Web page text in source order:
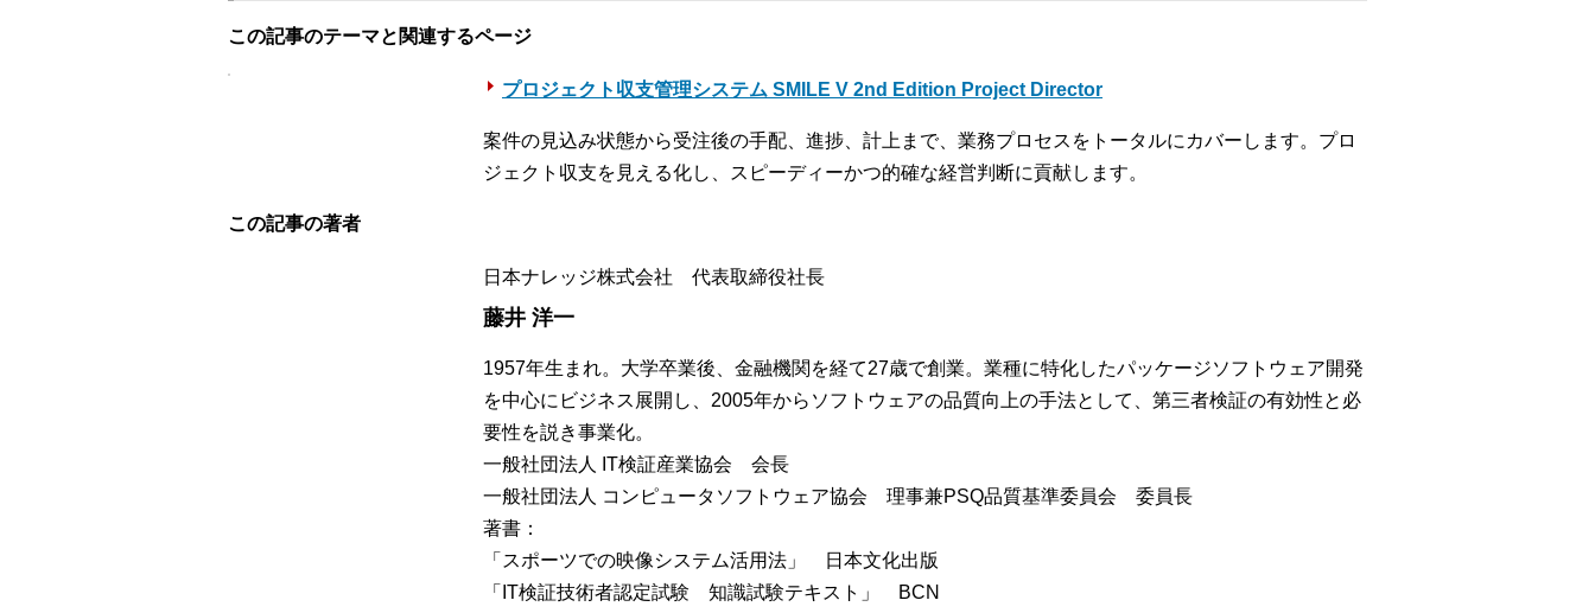
この記事のテーマと関連するページ
プロジェクト収支管理システム SMILE V 2nd Edition Project Director
案件の見込み状態から受注後の手配、進捗、計上まで、業務プロセスをトータルにカバーします。プロ
ジェクト収支を見える化し、スピーディーかつ的確な経営判断に貢献します。
この記事の著者
日本ナレッジ株式会社 代表取締役社長
藤井 洋一
1957年生まれ。大学卒業後、金融機関を経て27歳で創業。業種に特化したパッケージソフトウェア開発
を中心にビジネス展開し、2005年からソフトウェアの品質向上の手法として、第三者検証の有効性と必
要性を説き事業化。
一般社団法人 IT検証産業協会 会長
一般社団法人 コンピュータソフトウェア協会 理事兼PSQ品質基準委員会 委員長
著書：
「スポーツでの映像システム活用法」 日本文化出版
「IT検証技術者認定試験 知識試験テキスト」 BCN